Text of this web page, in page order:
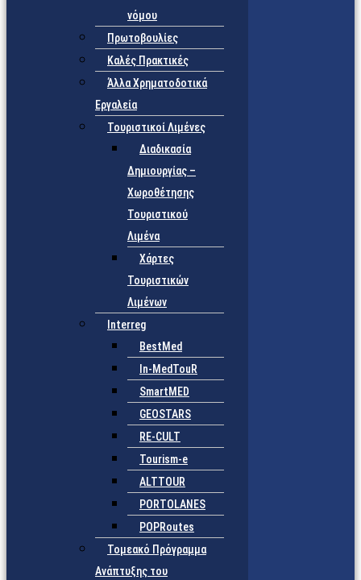
νόμου
Πρωτοβουλίες
Καλές Πρακτικές
Άλλα Χρηματοδοτικά
Εργαλεία
Τουριστικοί Λιμένες
Διαδικασία
Δημιουργίας –
Χωροθέτησης
Τουριστικού
Λιμένα
Χάρτες
Τουριστικών
Λιμένων
Interreg
BestMed
In-MedTouR
SmartMED
GEOSTARS
RE-CULT
Tourism-e
ALTTOUR
PORTOLANES
POPRoutes
Τομεακό Πρόγραμμα
Ανάπτυξης του